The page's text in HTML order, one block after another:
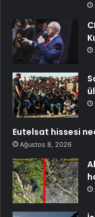
Eutelsat hissesi
Ağustos 8, 2026